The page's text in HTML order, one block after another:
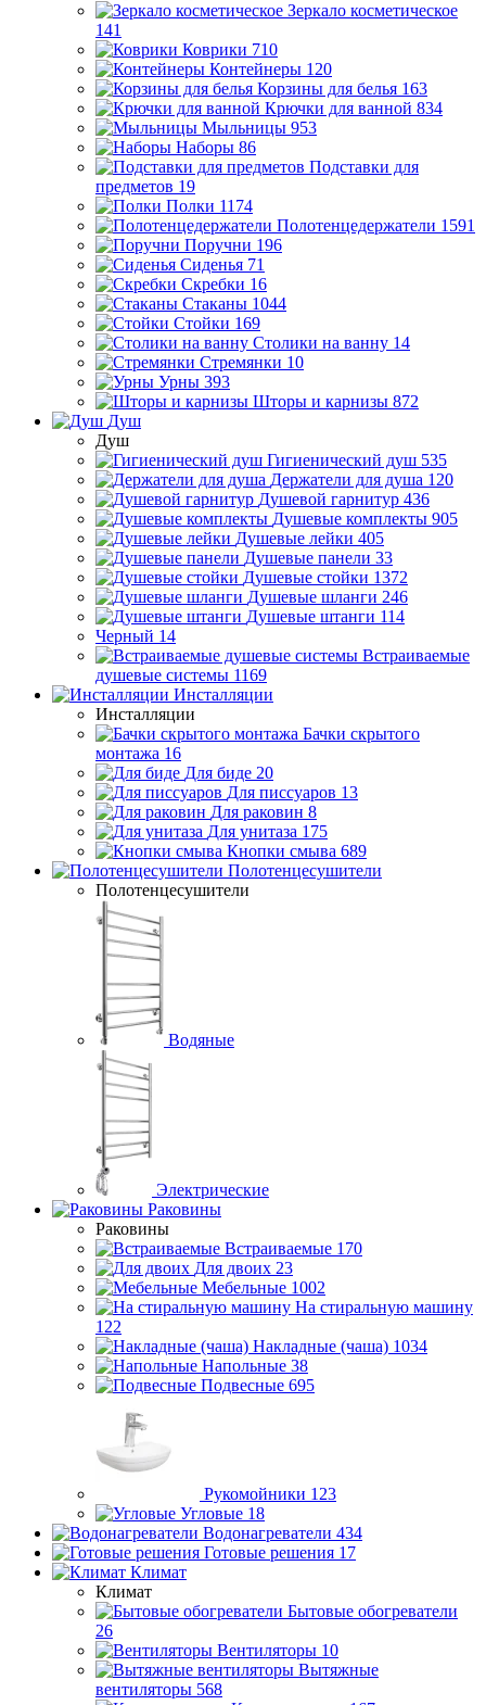
Зеркало косметическое
141
Коврики 710
Контейнеры 120
Корзины для белья 163
Крючки для ванной 834
Мыльницы 953
Наборы 86
Подставки для
предметов 19
Полки 1174
Полотенцедержатели 1591
Поручни 196
Сиденья 71
Скребки 16
Стаканы 1044
Стойки 169
Столики на ванну 14
Стремянки 10
Урны 393
Шторы и карнизы 872
Душ
Душ
Гигиенический душ 535
Держатели для душа 120
Душевой гарнитур 436
Душевые комплекты 905
Душевые лейки 405
Душевые панели 33
Душевые стойки 1372
Душевые шланги 246
Душевые штанги 114
Черный 14
Встраиваемые
душевые системы 1169
Инсталляции
Инсталляции
Бачки скрытого
монтажа 16
Для биде 20
Для писсуаров 13
Для раковин 8
Для унитаза 175
Кнопки смыва 689
Полотенцесушители
Полотенцесушители
Водяные
Электрические
Раковины
Раковины
Встраиваемые 170
Для двоих 23
Мебельные 1002
На стиральную машину
122
Накладные (чаша) 1034
Напольные 38
Подвесные 695
Рукомойники 123
Угловые 18
Водонагреватели 434
Готовые решения 17
Климат
Климат
Бытовые обогреватели
26
Вентиляторы 10
Вытяжные
вентиляторы 568